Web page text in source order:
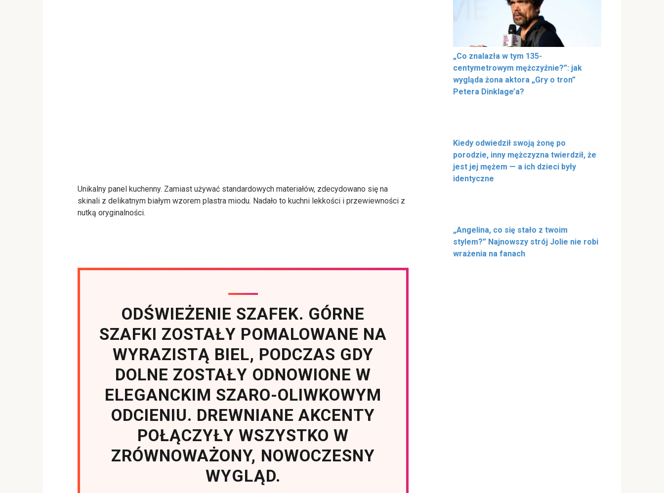
Unikalny panel kuchenny. Zamiast używać standardowych materiałów, zdecydowano się na
skinali z delikatnym białym wzorem plastra miodu. Nadało to kuchni lekkości i przewiewności z
nutką oryginalności.
ODŚWIEŻENIE SZAFEK. GÓRNE
SZAFKI ZOSTAŁY POMALOWANE NA
WYRAZISTĄ BIEL, PODCZAS GDY
DOLNE ZOSTAŁY ODNOWIONE W
ELEGANCKIM SZARO-OLIWKOWYM
ODCIENIU. DREWNIANE AKCENTY
POŁĄCZYŁY WSZYSTKO W
ZRÓWNOWAŻONY, NOWOCZESNY
WYGLĄD.
„Co znalazła w tym 135-
centymetrowym mężczyźnie?”: jak
wygląda żona aktora „Gry o tron”
Petera Dinklage’a?
Kiedy odwiedził swoją żonę po
porodzie, inny mężczyzna twierdził, że
jest jej mężem — a ich dzieci były
identyczne
„Angelina, co się stało z twoim
stylem?” Najnowszy strój Jolie nie robi
wrażenia na fanach